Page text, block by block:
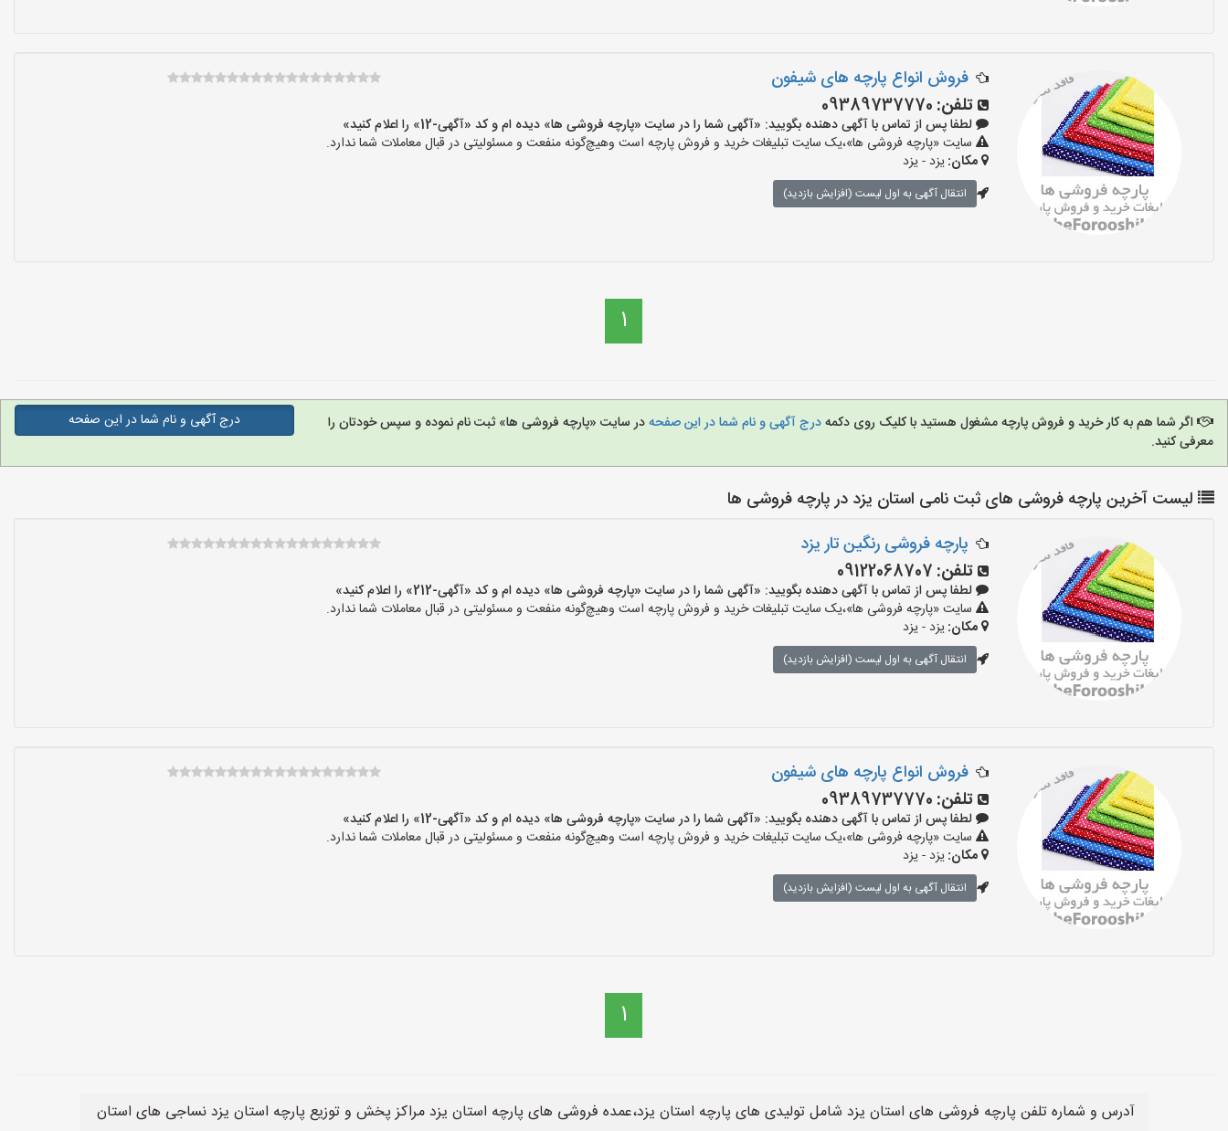
فروش انواع پارچه های شیفون
تلفن: 09389737770
لطفا پس از تماس با آگهی دهنده بگویید: «آگهی شما را در سایت «پارچه فروشی ها» دیده ام و کد «آگهی-12» را اعلام کنید»
سایت «پارچه فروشی ها»،یک سایت تبلیغات خرید و فروش پارچه است وهیچ‌گونه منفعت و مسئولیتی در قبال معاملات شما ندارد.
مکان:یزد - یزد
انتقال آگهی به اول لیست (افزایش بازدید)
1
اگر شما هم به کار خرید و فروش پارچه مشغول هستید با کلیک روی دکمهدرج آگهی و نام شما در این صفحهدر سایت «پارچه فروشی ها» ثبت نام نموده و سپس خودتان را
معرفی کنید.
درج آگهی و نام شما در این صفحه
لیست آخرین پارچه فروشی های ثبت نامی استان یزد در پارچه فروشی ها
پارچه فروشی رنگین تار یزد
تلفن: 09122068707
لطفا پس از تماس با آگهی دهنده بگویید: «آگهی شما را در سایت «پارچه فروشی ها» دیده ام و کد «آگهی-212» را اعلام کنید»
سایت «پارچه فروشی ها»،یک سایت تبلیغات خرید و فروش پارچه است وهیچ‌گونه منفعت و مسئولیتی در قبال معاملات شما ندارد.
مکان:یزد - یزد
انتقال آگهی به اول لیست (افزایش بازدید)
فروش انواع پارچه های شیفون
تلفن: 09389737770
لطفا پس از تماس با آگهی دهنده بگویید: «آگهی شما را در سایت «پارچه فروشی ها» دیده ام و کد «آگهی-12» را اعلام کنید»
سایت «پارچه فروشی ها»،یک سایت تبلیغات خرید و فروش پارچه است وهیچ‌گونه منفعت و مسئولیتی در قبال معاملات شما ندارد.
مکان:یزد - یزد
انتقال آگهی به اول لیست (افزایش بازدید)
1
آدرس و شماره تلفن پارچه فروشی های استان یزد شامل تولیدی های پارچه استان یزد،عمده فروشی های پارچه استان یزد مراکز پخش و توزیع پارچه استان یزد نساجی های استان